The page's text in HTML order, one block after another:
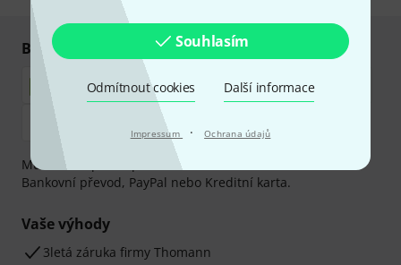
Souhlasím
Odmítnout cookies Další informace
Impressum · Ochrana údajů
Bezpečný nákup i platba
Můžete bezpečně platit těmito metodami: Dobírka,
Bankovní převod, PayPal nebo Kreditní karta.
Vaše výhody
3letá záruka firmy Thomann